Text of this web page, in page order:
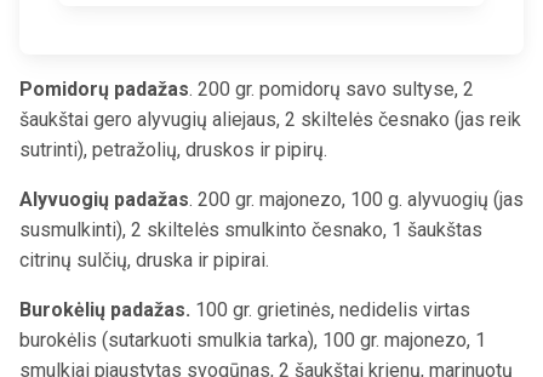
Pomidorų padažas. 200 gr. pomidorų savo sultyse, 2
šaukštai gero alyvugių aliejaus, 2 skiltelės česnako (jas reik
sutrinti), petražolių, druskos ir pipirų.
Alyvuogių padažas. 200 gr. majonezo, 100 g. alyvuogių (jas
susmulkinti), 2 skiltelės smulkinto česnako, 1 šaukštas
citrinų sulčių, druska ir pipirai.
Burokėlių padažas. 100 gr. grietinės, nedidelis virtas
burokėlis (sutarkuoti smulkia tarka), 100 gr. majonezo, 1
smulkiai pjaustytas svogūnas, 2 šaukštai krienų, marinuotų